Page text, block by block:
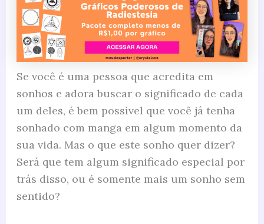
Se você é uma pessoa que acredita em
sonhos e adora buscar o significado de cada
um deles, é bem possível que você já tenha
sonhado com manga em algum momento da
sua vida. Mas o que este sonho quer dizer?
Será que tem algum significado especial por
trás disso, ou é somente mais um sonho sem
sentido?